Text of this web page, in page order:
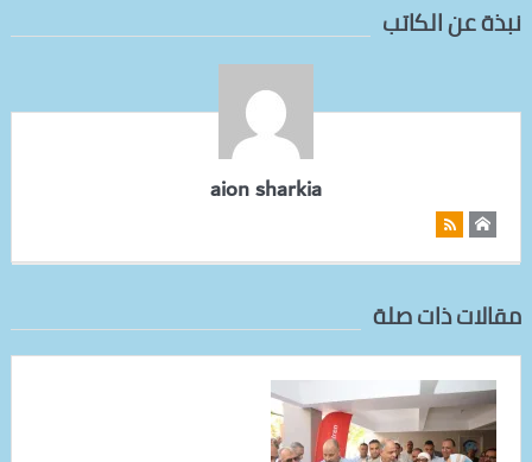
نبذة عن الكاتب
aion sharkia
مقالات ذات صلة